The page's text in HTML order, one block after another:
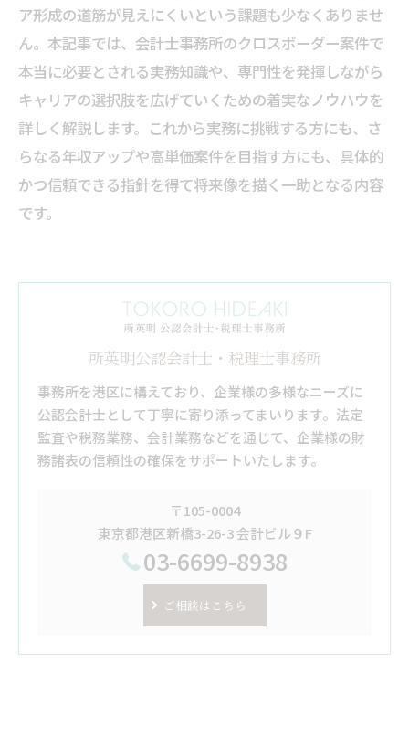
ア形成の道筋が見えにくいという課題も少なくありませ
ん。本記事では、会計士事務所のクロスボーダー案件で
本当に必要とされる実務知識や、専門性を発揮しながら
キャリアの選択肢を広げていくための着実なノウハウを
詳しく解説します。これから実務に挑戦する方にも、さ
らなる年収アップや高単価案件を目指す方にも、具体的
かつ信頼できる指針を得て将来像を描く一助となる内容
です。
所英明公認会計士・税理士事務所
事務所を港区に構えており、企業様の多様なニーズに
公認会計士として丁寧に寄り添ってまいります。法定
監査や税務業務、会計業務などを通じて、企業様の財
務諸表の信頼性の確保をサポートいたします。
〒105-0004
東京都港区新橋3-26-3 会計ビル９F
03-6699-8938
ご相談はこちら